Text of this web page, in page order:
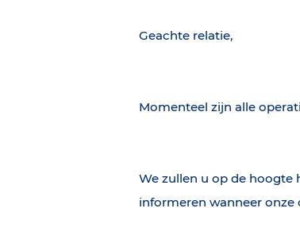
Geachte relatie,
Momenteel zijn alle
We zullen u op de hoogte
informeren wanneer onze